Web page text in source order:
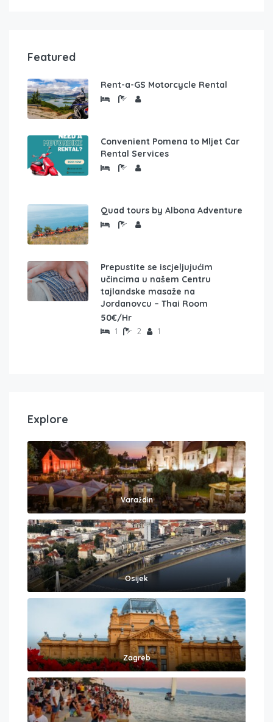
Featured
Rent-a-GS Motorcycle Rental
Convenient Pomena to Mljet Car
Rental Services
Quad tours by Albona Adventure
Prepustite se iscjeljujućim
učincima u našem Centru
tajlandske masaže na
Jordanovcu – Thai Room
50€/Hr
1 2 1
Explore
Varaždin
Osijek
Zagreb